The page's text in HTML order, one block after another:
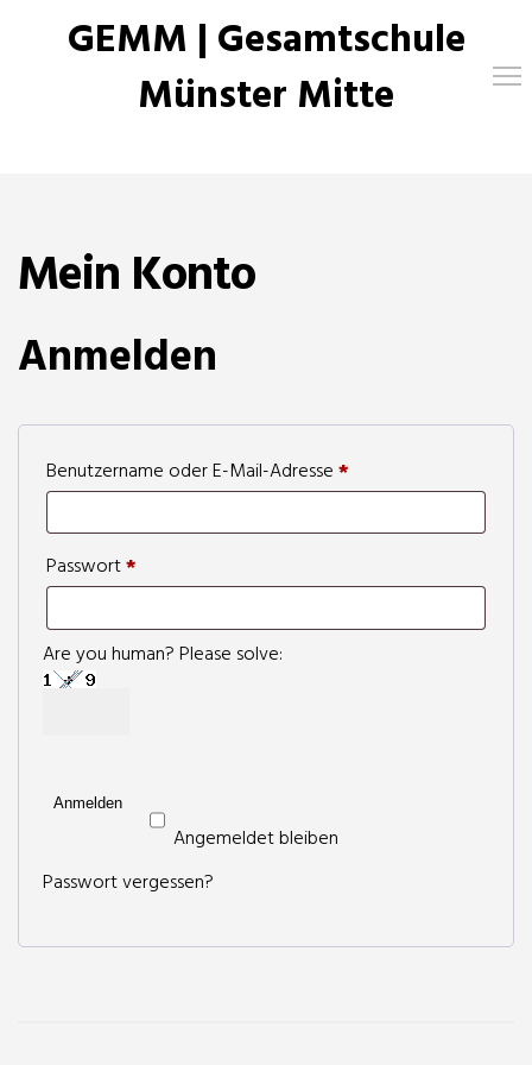
GEMM | Gesamtschule
Münster Mitte
Mein Konto
Anmelden
Benutzername oder E-Mail-Adresse*
Passwort*
Are you human? Please solve:
Angemeldet bleiben
Anmelden
Passwort vergessen?